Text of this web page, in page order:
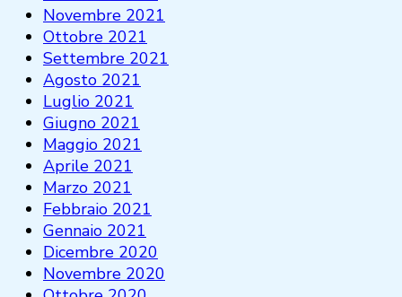
Novembre 2021
Ottobre 2021
Settembre 2021
Agosto 2021
Luglio 2021
Giugno 2021
Maggio 2021
Aprile 2021
Marzo 2021
Febbraio 2021
Gennaio 2021
Dicembre 2020
Novembre 2020